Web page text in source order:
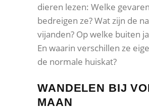
dieren lezen: Welke gevaren
bedreigen ze? Wat zijn de
vijanden? Op welke buiten
En waarin verschillen ze
de normale huiskat?
WANDELEN BIJ
MAAN